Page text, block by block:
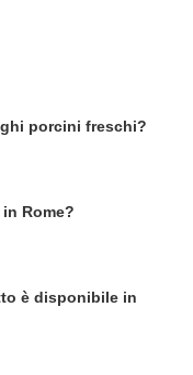
porcini freschi?
Rome?
è disponibile in